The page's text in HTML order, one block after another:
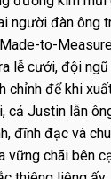
người đàn ông
to-
lễ cưới, đội
chỉnh để khi
cả Justin lẫn
đĩnh đạc và
vững chãi bên